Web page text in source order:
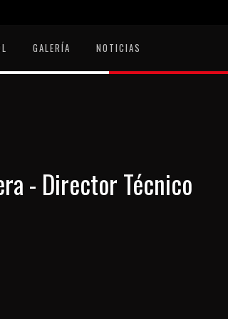
GALERÍA NOTICIAS
- Director Técnico